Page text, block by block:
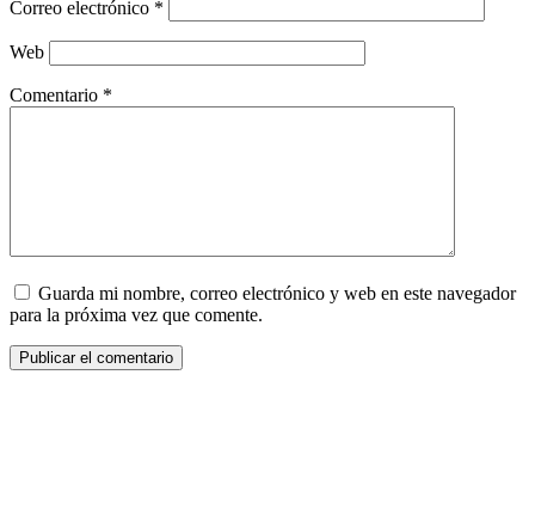
Correo electrónico *
Web
Comentario *
Guarda mi nombre, correo electrónico y web en este navegador
para la próxima vez que comente.